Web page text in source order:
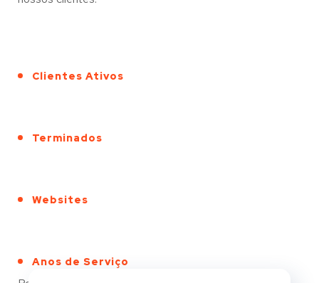
Clientes Ativos
Terminados
Websites
Anos de Serviço